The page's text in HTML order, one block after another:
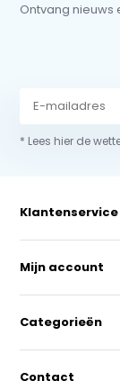
Ontvang nieuws
* Lees hier de
Klantenservice
Mijn account
Categorieën
Contact